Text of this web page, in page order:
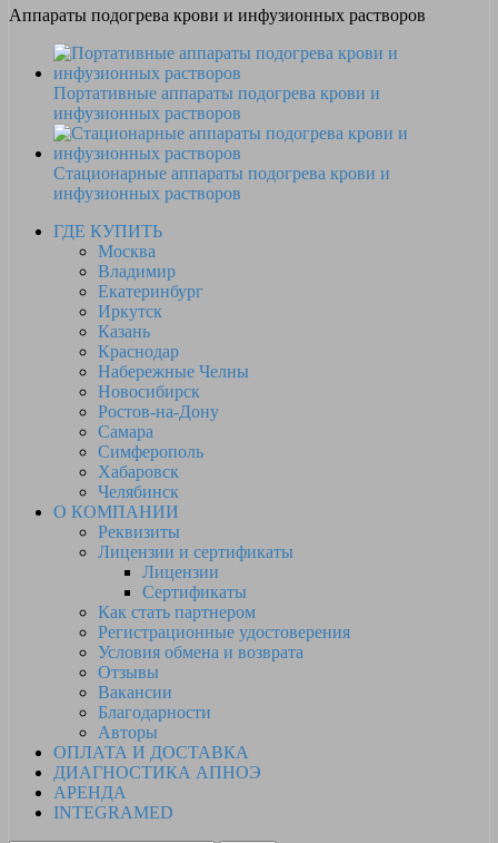
Аппараты подогрева крови и инфузионных растворов
Портативные аппараты подогрева крови и
инфузионных растворов
Стационарные аппараты подогрева крови и
инфузионных растворов
ГДЕ КУПИТЬ
Москва
Владимир
Екатеринбург
Иркутск
Казань
Краснодар
Набережные Челны
Новосибирск
Ростов-на-Дону
Самара
Симферополь
Хабаровск
Челябинск
О КОМПАНИИ
Реквизиты
Лицензии и сертификаты
Лицензии
Сертификаты
Как стать партнером
Регистрационные удостоверения
Условия обмена и возврата
Отзывы
Вакансии
Благодарности
Авторы
ОПЛАТА И ДОСТАВКА
ДИАГНОСТИКА АПНОЭ
АРЕНДА
INTEGRAMED